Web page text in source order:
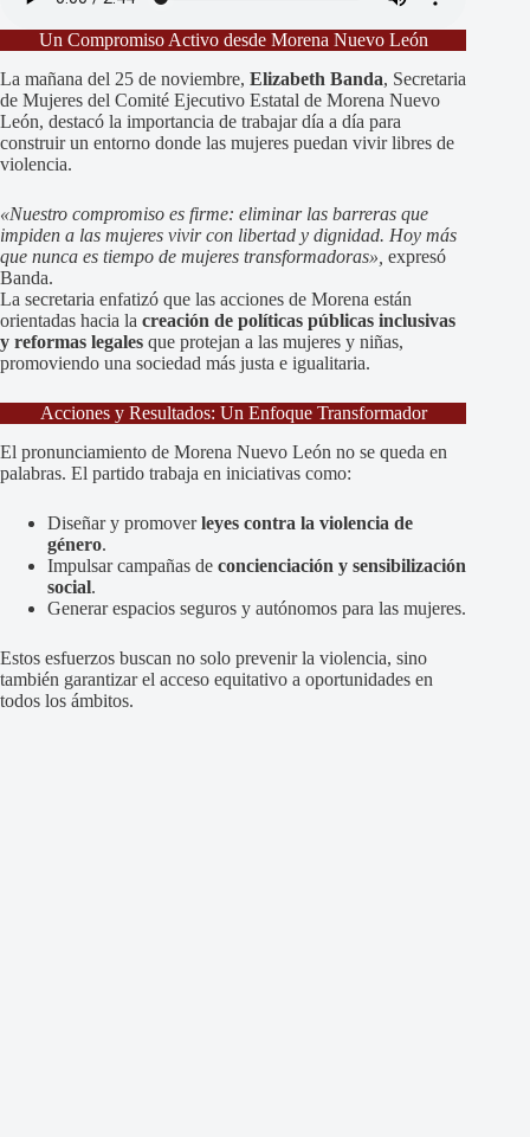
Un Compromiso Activo desde Morena Nuevo León
La mañana del 25 de noviembre, Elizabeth Banda, Secretaria
de Mujeres del Comité Ejecutivo Estatal de Morena Nuevo
León, destacó la importancia de trabajar día a día para
construir un entorno donde las mujeres puedan vivir libres de
violencia.
«Nuestro compromiso es firme: eliminar las barreras que
impiden a las mujeres vivir con libertad y dignidad. Hoy más
que nunca es tiempo de mujeres transformadoras», expresó
Banda.
La secretaria enfatizó que las acciones de Morena están
orientadas hacia la creación de políticas públicas inclusivas
y reformas legales que protejan a las mujeres y niñas,
promoviendo una sociedad más justa e igualitaria.
Acciones y Resultados: Un Enfoque Transformador
El pronunciamiento de Morena Nuevo León no se queda en
palabras. El partido trabaja en iniciativas como:
Diseñar y promoverleyes contra la violencia de
género.
Impulsar campañas de concienciación y sensibilización
social.
Generar espacios seguros y autónomos para las mujeres.
Estos esfuerzos buscan no solo prevenir la violencia, sino
también garantizar el acceso equitativo a oportunidades en
todos los ámbitos.